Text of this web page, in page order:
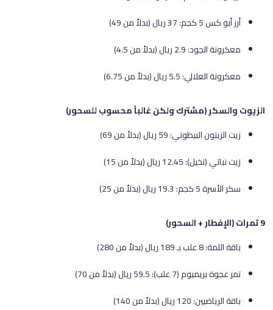
أرز أبو كس 5 كجم: 37 ريال (بدلاً من 49)
معكرونة الجود: 2.9 ريال (بدلاً من 4.5)
معكرونة العلالي: 5.5 ريال (بدلاً من 6.75)
الزيوت والسكر (مشترك ولكن غالباً محسوب للسحور)
زيت الزيتون البيطوتي: 59 ريال (بدلاً من 69)
زيت نباتي (نخيل): 12.45 ريال (بدلاً من 15)
سكر الأسرة 5 كجم: 19.3 ريال (بدلاً من 25)
9 تمرات (الإفطار + السحور)
باقة اللمة: 8 علب بـ 189 ريال (بدلاً من 280)
تمر عجوة بريميوم (7 علب): 59.5 ريال (بدلاً من 70)
باقة الرياضيين: 120 ريال (بدلاً من 140)